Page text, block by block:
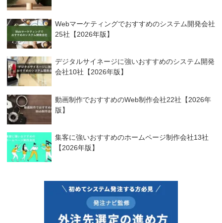
Webマーケティングでおすすめのシステム開発会社
25社【2026年版】
デジタルサイネージに強いおすすめのシステム開発
会社10社【2026年版】
動画制作でおすすめのWeb制作会社22社【2026年
版】
集客に強いおすすめのホームページ制作会社13社
【2026年版】